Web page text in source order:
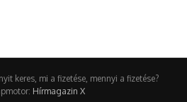
keres, mi a fizetése, mennyi a fizetése?
Hírmagazin X